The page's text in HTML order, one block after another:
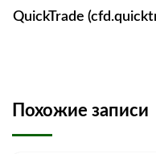
QuickTrade
Похожие записи